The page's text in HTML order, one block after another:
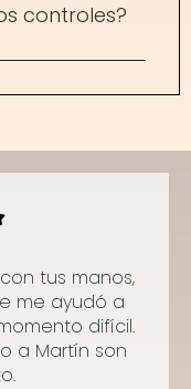
controles?
tus manos,
me ayudó a
difícil.
a Martín son